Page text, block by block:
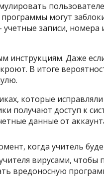
могут
записи, номера
инструкциям. Даже
В итоге
которые
получают доступ к
данные от
когда учитель
вирусами, чтобы
вредоносную